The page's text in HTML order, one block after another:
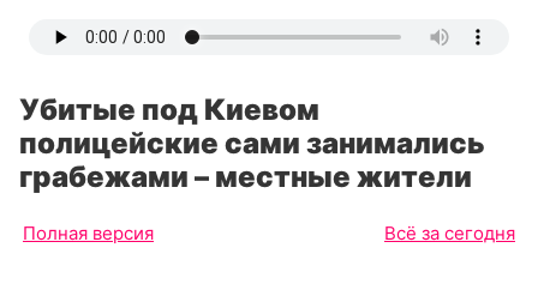
Убитые под Киевом
полицейские сами занимались
грабежами – местные жители
Полная версия Всё за сегодня